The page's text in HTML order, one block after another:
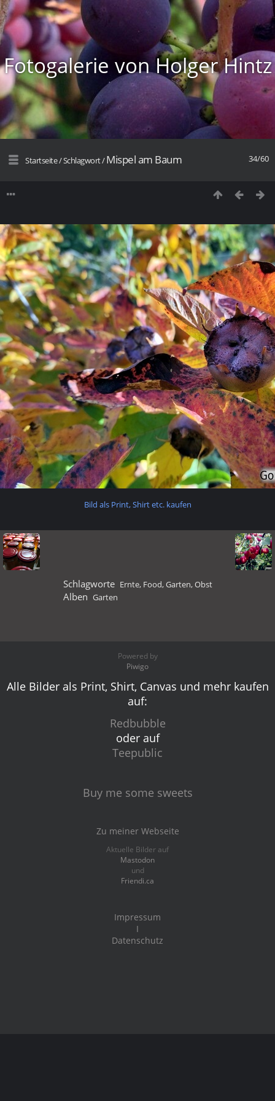
Fotogalerie von Holger Hintz
34/60
Startseite/Schlagwort/Mispel am Baum
Bild als Print, Shirt etc. kaufen
Schlagworte Ernte, Food,Garten,Obst
Alben Garten
Powered by
Piwigo
Alle Bilder als Print, Shirt, Canvas und mehr kaufen
auf:
Redbubble
oder auf
Teepublic
Buy me some sweets
Zu meiner Webseite
Aktuelle Bilder auf
Mastodon
und
Friendi.ca
Impressum
I
Datenschutz